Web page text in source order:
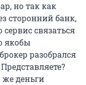
но так как
сторонний банк,
связаться
якобы
разобрался
деньги